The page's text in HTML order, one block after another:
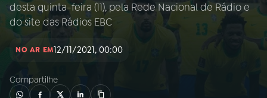
01INÍCIO
02A RÁDIO
03PROGRAMAÇÃO
desta quinta-feira (11), pela Rede Nacional de Rádio e
do site das Rádios EBC
NO AR EM12/11/2021, 00:00
Compartilhe